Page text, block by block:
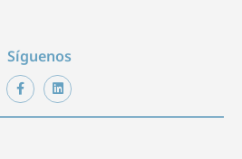
Síguenos